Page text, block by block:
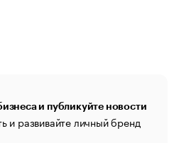
и публикуйте новости
и развивайте личный бренд